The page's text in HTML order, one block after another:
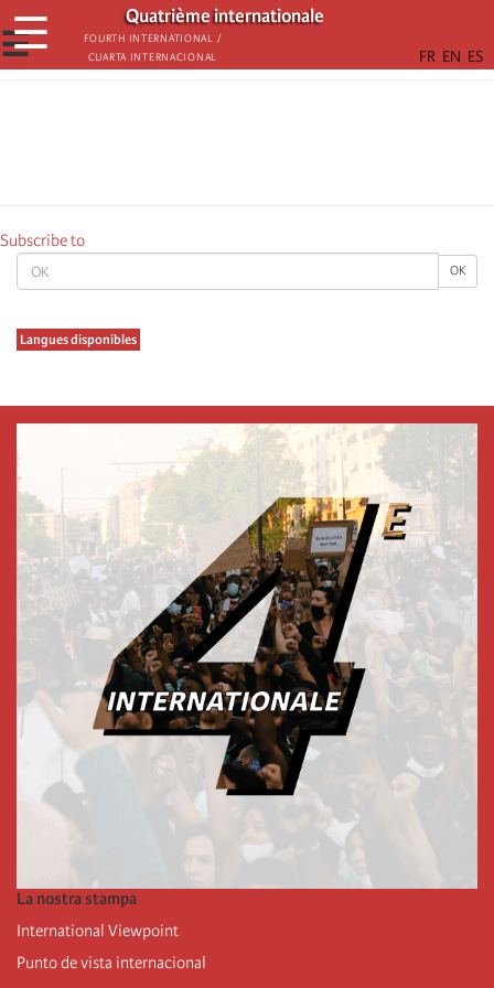
Skip
to
main
Quatrième internationale
Fourth International /
Cuarta Internacional
☰
☰
OK OK
Langues disponibles
Subscribe to
La nostra stampa
International Viewpoint
Punto de vista internacional